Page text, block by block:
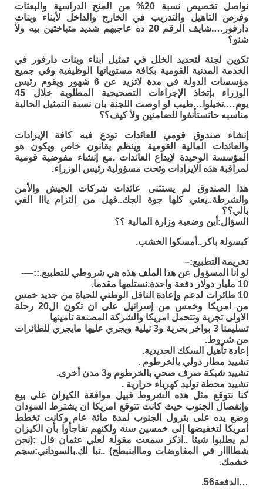
نواصل تخصيص نسبة 20% من المنح الدراسية والبعثات
وفرص التاهيل والتدريب في الخارج والداخل لأبناء وبنات
دارفور….شايف الرقم 20 ده عاجبهم شديد متباختين بيه ولأ
شنو؟
تكوين لجنة لتحديد الخلل في تمثيل أبناء وبنات دارفور في
الخدمة المدنية القومية بكافة مستوياتها الوظيفية وفي جميع
مؤسسات الدولة في مدة لاتزيد عن 6 شهور ويقوم رئيس
الوزراء بإتخاذ الإجراءات التصحيحية المطلوبة خلال 45
يوم….تخيلوا…طيب لو اوصت اللجنة بان نسبة التمثيل الحالية
مناسبه حاتستأنفوا للضامنين ولأ كيف؟؟
إنشاء صندوق قومي للعائدات تودع فيه كافة الإيرادات
والعائدات المالية القومية وينظم بقانون خاص ويكون هو
المؤسسة الوحيدة لإيداع العائدات .مع إنشاء مفوضية قومية
لمراقبة هذه الإيرادات وتحت مسؤولية رئيس الوزراء.
هذا الصندوق لم يستثنى عائدات شركات الجيش والأمن
والشرطة..يعني كلها جوة الجك..فهل من إلتزام يااا الفي
بالي؟؟
السؤال:أين وضعية وزارة المالية ؟؟
كبسولة باكر..أمسكوا الخشب.
تخريمة التطبيع:–
لو انا المسؤول عن هذا الملف هذه هي شروطي للتطبيع.::—-
10 مليار دولار دفعة واحدة.نستلمها مقدما.
10 طائرات لدعم وإعادة الناقل الوطني للحياة من جديد خمس
من امريكا وخمس من إسرائيل على ان تكون ال20 رحلة
الاولى تجربة وتتحمل امريكا والشركة المصنعة تأمينها
تسليمنا 3 بواخر بحرية و3 نيلية ويجري عليها مايجري للطائرات
من شروط.
إعادة تأهيل السكك الحديدية.
تشييد مطار دولي بالخرطوم .
تشييد شبكة صرف صحي بالخرطوم و3 مدن أخرى.
تشييد محطة توليد كهرباء حرارية .
كنا نتوقع مثل هذه الشروط قبيل موافقة الكيزان على بيع
وإنفصال الجنوب حيث كانت تتوقع امريكا ان يشترط السودان
وضع يده على بترول الجنوب لمدة مائة عام وكانت تخطط
أمريكا لتخفيضها إلى خمسين سنة ولكنهم تفاجأوا بأن الكيزان
لم يطلبوا شيئا ..اذكر سمعت مقولة لعلي عثمان قال :(نحن
شطاااار في المفاوضات ومااابنبطح) ..تبا لك.بالسوداني:سجم
خشمك.
…الدفعة56.